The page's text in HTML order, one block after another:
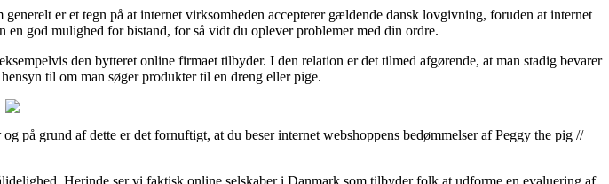
er et tegn på at internet virksomheden accepterer gældende dansk lovgivning, foruden at internet
en god mulighed for bistand, for så vidt du oplever problemer med din ordre.
den bytteret online firmaet tilbyder. I den relation er det tilmed afgørende, at man stadig bevarer
til om man søger produkter til en dreng eller pige.
på grund af dette er det fornuftigt, at du beser internet webshoppens bedømmelser af Peggy the pig //
Herinde ser vi faktisk online selskaber i Danmark som tilbyder folk at udforme en evaluering af